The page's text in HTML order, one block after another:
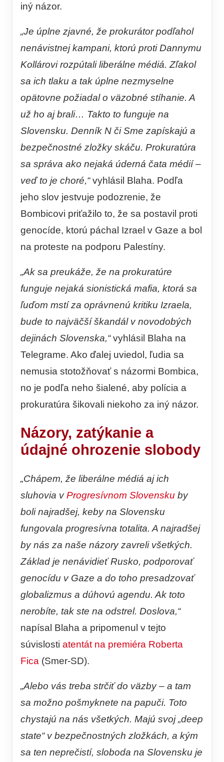
iný názor.
„Je úplne zjavné, že prokurátor podľahol
nenávistnej kampani, ktorú proti Dannymu
Kollárovi rozpútali liberálne médiá. Zľakol
sa ich tlaku a tak úplne nezmyselne
opätovne požiadal o väzobné stíhanie. A
už ho aj brali… Takto to funguje na
Slovensku. Denník N či Sme zapískajú a
bezpečnostné zložky skáču. Prokuratúra
sa správa ako nejaká úderná čata médií –
veď to je choré,“vyhlásil Blaha. Podľa
jeho slov jestvuje podozrenie, že
Bombicovi priťažilo to, že sa postavil proti
genocíde, ktorú páchal Izrael v Gaze a bol
na proteste na podporu Palestíny.
„Ak sa preukáže, že na prokuratúre
funguje nejaká sionistická mafia, ktorá sa
ľuďom mstí za oprávnenú kritiku Izraela,
bude to najväčší škandál v novodobých
dejinách Slovenska,“vyhlásil Blaha na
Telegrame. Ako ďalej uviedol, ľudia sa
nemusia stotožňovať s názormi Bombica,
no je podľa neho šialené, aby polícia a
prokuratúra šikovali niekoho za iný názor.
Názory, zatýkanie a
údajné ohrozenie slobody
„Chápem, že liberálne médiá aj ich
sluhovia vProgresívnom Slovensku by
boli najradšej, keby na Slovensku
fungovala progresívna totalita. A najradšej
by nás za naše názory zavreli všetkých.
Základ je nenávidieť Rusko, podporovať
genocídu v Gaze a do toho presadzovať
globalizmus a dúhovú agendu. Ak toto
nerobíte, tak ste na odstrel. Doslova,“
napísal Blaha a pripomenul v tejto
súvislosti atentát na premiéra Roberta
Fica (Smer-SD).
„Alebo vás treba strčiť do väzby – a tam
sa možno pošmyknete na papuči. Toto
chystajú na nás všetkých. Majú svoj „deep
state“ v bezpečnostných zložkách, a kým
sa ten neprečistí, sloboda na Slovensku je